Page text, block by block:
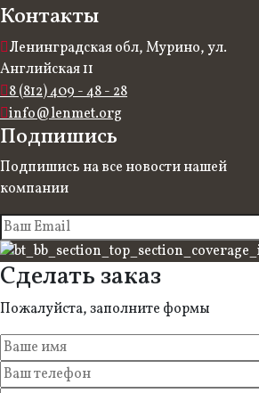
Контакты
Ленинградская обл, Мурино, ул.
Английская 11
8 (812) 409 - 48 - 28
info@lenmet.org
Подпишись
Подпишись на все новости нашей
компании
Сделать заказ
Пожалуйста, заполните формы